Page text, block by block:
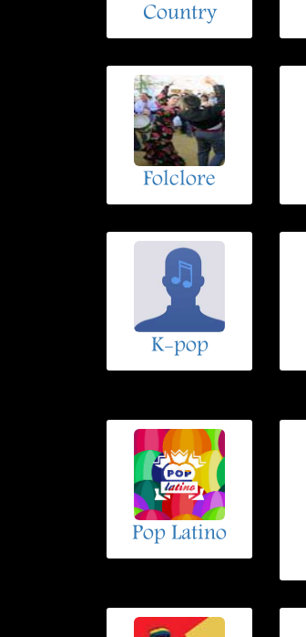
Country
Folclore
K-pop
Pop Latino